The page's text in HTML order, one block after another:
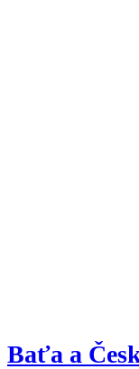
Baťa a